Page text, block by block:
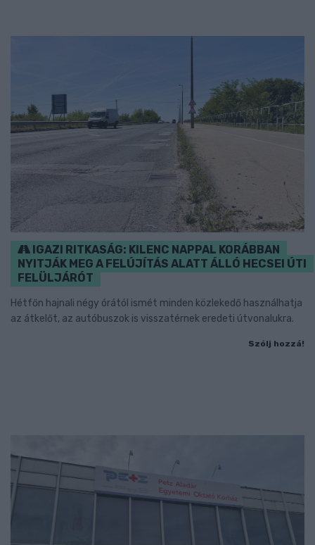
IGAZI RITKASÁG: KILENC NAPPAL KORÁBBAN
NYITJÁK MEG A FELÚJÍTÁS ALATT ÁLLÓ HECSEI ÚTI
FELÜLJÁRÓT
Hétfőn hajnali négy órától ismét minden közlekedő használhatja
az átkelőt, az autóbuszok is visszatérnek eredeti útvonalukra.
Szólj hozzá!